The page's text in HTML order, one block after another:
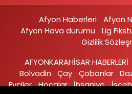
Afyon Haberleri
Afyon
Afyon Hava durumu
Lig
Gizlilik
AFYONKARAHİSAR HABERLERİ
Bolvadin
Çay Çobanlar
Evciler‎ Hocalar İhsaniye‎